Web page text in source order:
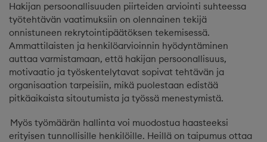
Hakijan persoonallisuuden piirteiden arviointi suhteessa
työtehtävän vaatimuksiin on olennainen tekijä
onnistuneen rekrytointipäätöksen tekemisessä.
Ammattilaisten ja henkilöarvioinnin hyödyntäminen
auttaa varmistamaan, että hakijan persoonallisuus,
motivaatio ja työskentelytavat sopivat tehtävän ja
organisaation tarpeisiin, mikä puolestaan edistää
pitkäaikaista sitoutumista ja työssä menestymistä.
Myös työmäärän hallinta voi muodostua haasteeksi
erityisen tunnollisille henkilöille. Heillä on taipumus ottaa